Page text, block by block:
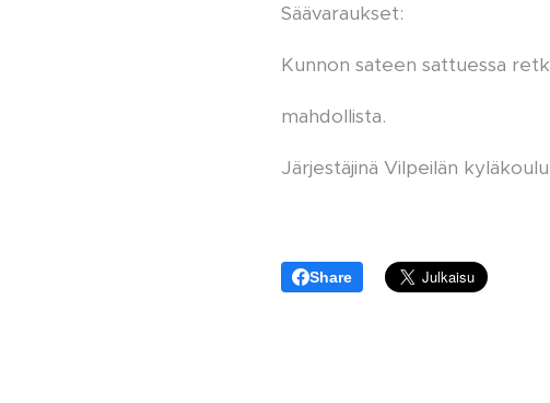
Säävaraukset:
Kunnon sateen sattuessa
mahdollista.
Järjestäjinä Vilpeilän
Share